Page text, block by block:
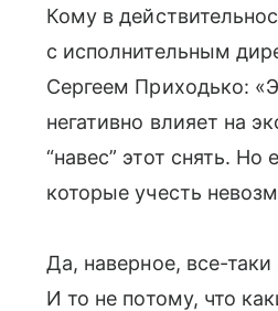
Кому в
с исполнительным
Сергеем Приходько:
негативно влияет на
“навес” этот снять.
которые учесть
Да, наверное, все-
И то не потому, что